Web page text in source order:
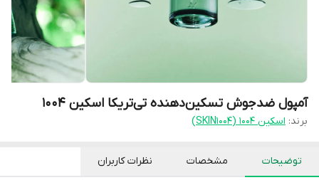
آمپول ضدجوش تسکین‌دهنده تی‌تریکا اسکین 1004
برند: اسکین 1004 (SKIN1004)
توضیحات مشخصات نظرات کاربران